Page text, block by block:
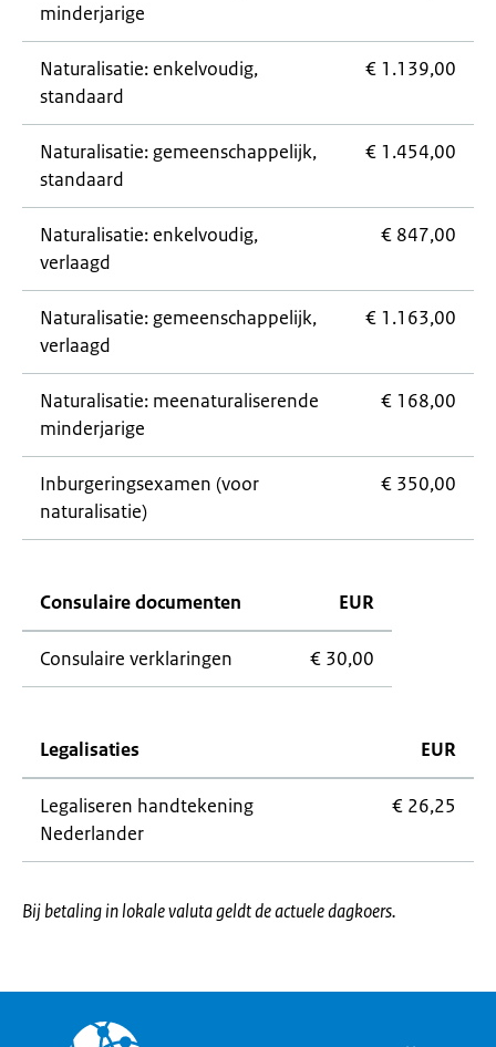
minderjarige
Naturalisatie: enkelvoudig,
standaard
€ 1.139,00
Naturalisatie: gemeenschappelijk,
standaard
€ 1.454,00
Naturalisatie: enkelvoudig,
verlaagd
€ 847,00
Naturalisatie: gemeenschappelijk,
verlaagd
€ 1.163,00
Naturalisatie: meenaturaliserende
minderjarige
€ 168,00
Inburgeringsexamen (voor
naturalisatie)
€ 350,00
Consulaire documenten EUR
Consulaire verklaringen € 30,00
Legalisaties EUR
Legaliseren handtekening
Nederlander
€ 26,25
Bij betaling in lokale valuta geldt de actuele dagkoers.